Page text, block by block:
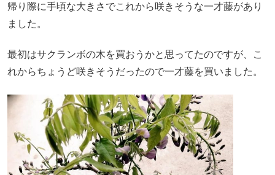
帰り際に手頃な大きさでこれから咲きそうな一才藤があり
ました。
最初はサクランボの木を買おうかと思ってたのですが、こ
れからちょうど咲きそうだったので一才藤を買いました。